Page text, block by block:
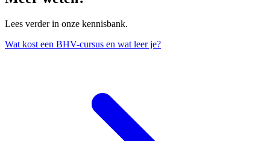
Lees verder in onze kennisbank.
Wat kost een BHV-cursus en wat leer je?